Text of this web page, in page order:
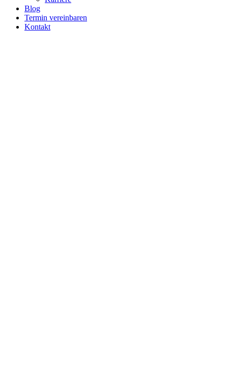
Blog
Termin vereinbaren
Kontakt